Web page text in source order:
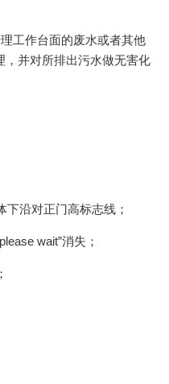
工作台面的废水或者其他
，并对所排出污水做无害化
沿对正门高标志线；
wait”消失；